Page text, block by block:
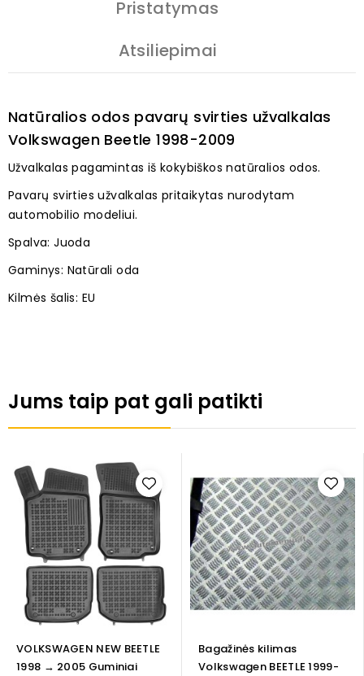
Pristatymas
Atsiliepimai
Natūralios odos pavarų svirties užvalkalas
Volkswagen Beetle 1998-2009
Užvalkalas pagamintas iš kokybiškos natūralios odos.
Pavarų svirties užvalkalas pritaikytas nurodytam
automobilio modeliui.
Spalva: Juoda
Gaminys: Natūrali oda
Kilmės šalis: EU
Jums taip pat gali patikti
VOLKSWAGEN NEW BEETLE
1998 → 2005 Guminiai
Bagažinės kilimas
Volkswagen BEETLE 1999-